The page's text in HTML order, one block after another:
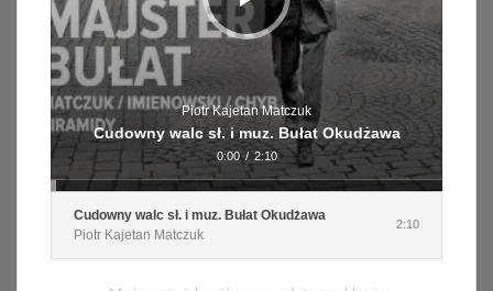
Piotr Kajetan Matczuk
Cudowny walc sł. i muz. Bułat Okudżawa
0:00 / 2:10
Cudowny walc sł. i muz. Bułat Okudżawa
Piotr Kajetan Matczuk
2:10